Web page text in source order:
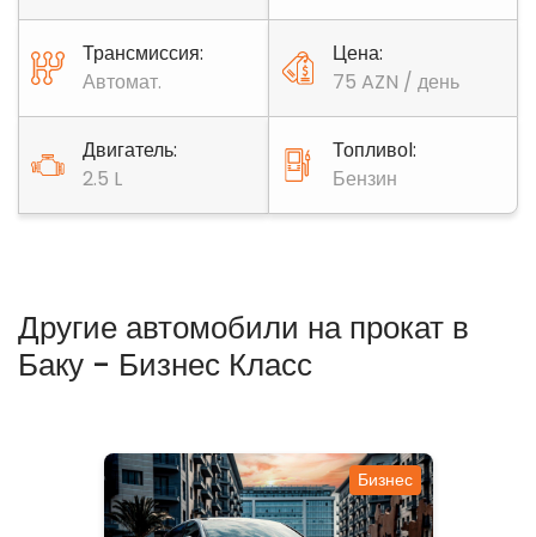
Трансмиссия:
Автомат.
Цена:
75 AZN / день
Двигатель:
2.5 L
Топливоl:
Бензин
Другие автомобили на прокат в
Баку - Бизнес Класс
Бизнес